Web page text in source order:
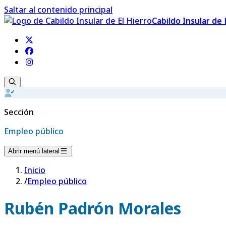
Saltar al contenido principal
Cabildo Insular de
Sección
Empleo público
Abrir menú lateral
Inicio
/Empleo público
Rubén Padrón Morales